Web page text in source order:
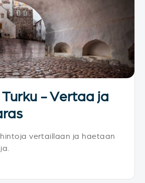
- Vertaa ja
vertaillaan ja haetaan